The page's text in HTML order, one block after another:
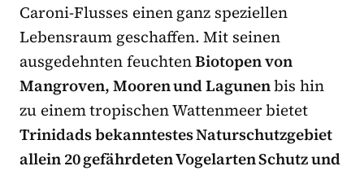
Caroni-Flusses einen ganz speziellen
Lebensraum geschaffen. Mit seinen
ausgedehnten feuchtenBiotopen von
Mangroven, Mooren und Lagunenbis hin
zu einem tropischen Wattenmeer bietet
Trinidads bekanntestes Naturschutzgebiet
allein 20 gefährdeten Vogelarten Schutz und